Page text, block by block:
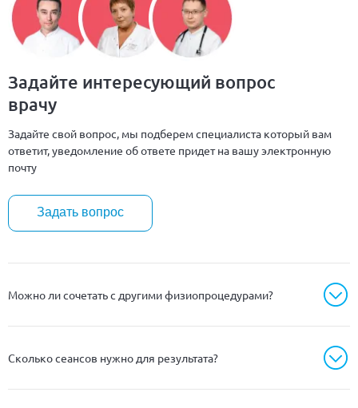
Можно ли сочетать с другими физиопроцедурами?
Сколько сеансов нужно для результата?
Задайте интересующий вопрос
врачу
Задайте свой вопрос, мы подберем специалиста который вам
ответит, уведомление об ответе придет на вашу электронную
почту
Задать вопрос